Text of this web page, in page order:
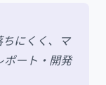
にくく、マ
ポート・開発